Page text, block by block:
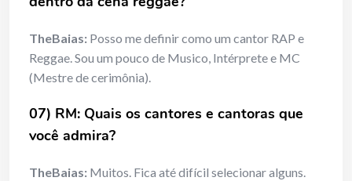
TheBaias: Posso me definir como um cantor RAP e
Reggae. Sou um pouco de Musico, Intérprete e MC
(Mestre de cerimônia).
07) RM: Quais os cantores e cantoras que
você admira?
TheBaias: Muitos. Fica até difícil selecionar alguns.